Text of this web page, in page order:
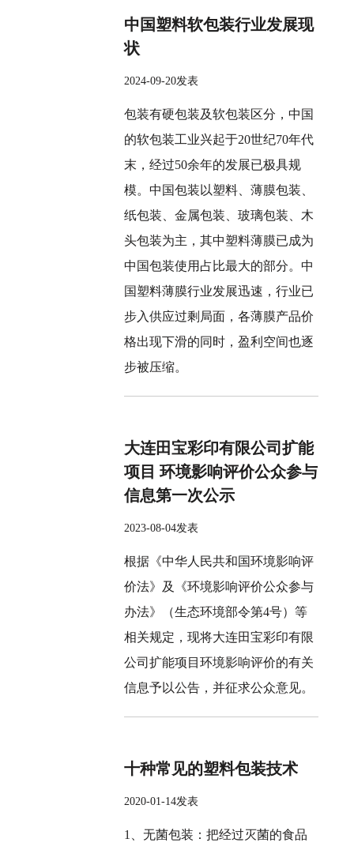
中国塑料软包装行业发展现
状
2024-09-20发表
包装有硬包装及软包装区分，中国
的软包装工业兴起于20世纪70年代
末，经过50余年的发展已极具规
模。中国包装以塑料、薄膜包装、
纸包装、金属包装、玻璃包装、木
头包装为主，其中塑料薄膜已成为
中国包装使用占比最大的部分。中
国塑料薄膜行业发展迅速，行业已
步入供应过剩局面，各薄膜产品价
格出现下滑的同时，盈利空间也逐
步被压缩。
大连田宝彩印有限公司扩能
项目 环境影响评价公众参与
信息第一次公示
2023-08-04发表
根据《中华人民共和国环境影响评
价法》及《环境影响评价公众参与
办法》（生态环境部令第4号）等
相关规定，现将大连田宝彩印有限
公司扩能项目环境影响评价的有关
信息予以公告，并征求公众意见。
十种常见的塑料包装技术
2020-01-14发表
1、无菌包装：把经过灭菌的食品